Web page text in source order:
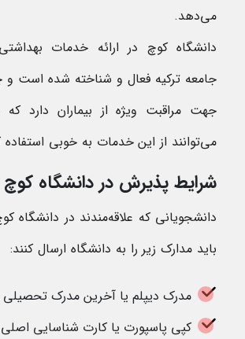
می‌دهد.
دانشگاه کوچ در ارائه خدمات
جامعه ترکیه فعال و شناخته شده است و
جهت مراقبت ویژه از بیماران دارد
می‌توانند از این خدمات به خوبی استفاده
شرایط پذیرش در دانشگاه کوچ
دانشجویانی که علاقه‌مندند در دانشگاه
باید مدارک زیر را به دانشگاه ارسال کنند:
مدرک دیپلم یا آخرین مدرک تحصیلی
کپی پاسپورت یا کارت شناسایی اصلی